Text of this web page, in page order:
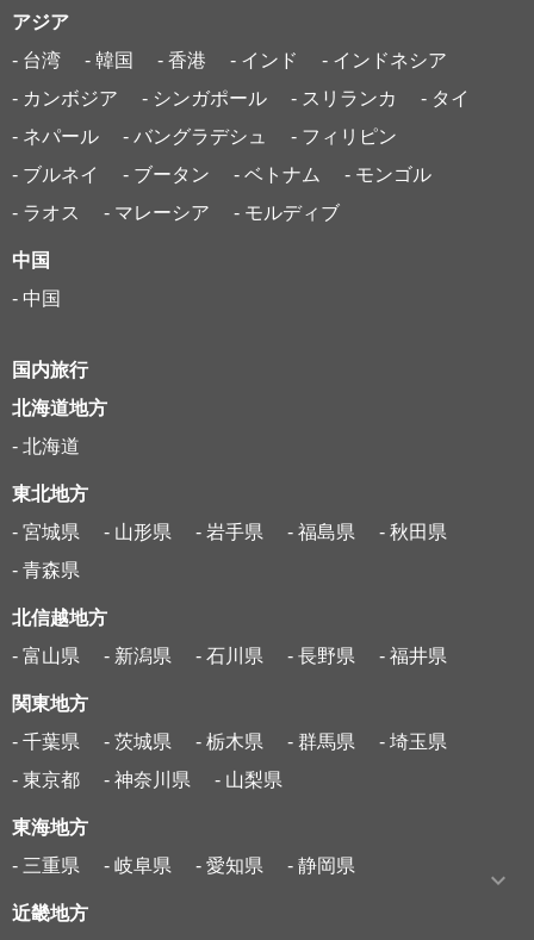
アジア
- 台湾
- 韓国 - 香港 - インド
- インドネシア
- カンボジア
- シンガポール - スリランカ
- タイ
- ネパール
- バングラデシュ
- フィリピン
- ブルネイ
- ブータン - ベトナム
- モンゴル
- ラオス
- マレーシア - モルディブ
中国
- 中国
国内旅行
北海道地方
- 北海道
東北地方
- 宮城県
- 山形県 - 岩手県 - 福島県
- 秋田県
- 青森県
北信越地方
- 富山県
- 新潟県 - 石川県 - 長野県 - 福井県
関東地方
- 千葉県
- 茨城県 - 栃木県 - 群馬県
- 埼玉県
- 東京都
- 神奈川県 - 山梨県
東海地方
- 三重県
- 岐阜県 - 愛知県 - 静岡県
近畿地方